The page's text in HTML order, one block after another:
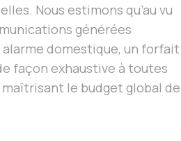
Nous estimons qu’au vu
générées
domestique, un forfait
façon exhaustive à toutes
le budget global de